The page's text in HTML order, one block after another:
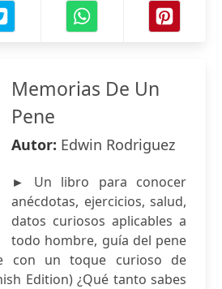
Memorias De Un
Pene
Autor: Edwin Rodriguez
► Un libro para conocer
anécdotas, ejercicios, salud,
datos curiosos aplicables a
todo hombre, guía del pene
con un toque curioso de
Edition) ¿Qué tanto sabes